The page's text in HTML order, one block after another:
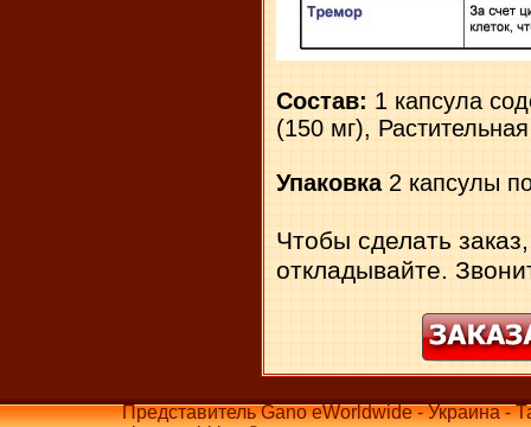
Состав: 1 капсула
(150 мг),
Упаковка 2 капсулы
Чтобы сделать
откладывайте.
Представитель Gano eWorldwide - Украина -